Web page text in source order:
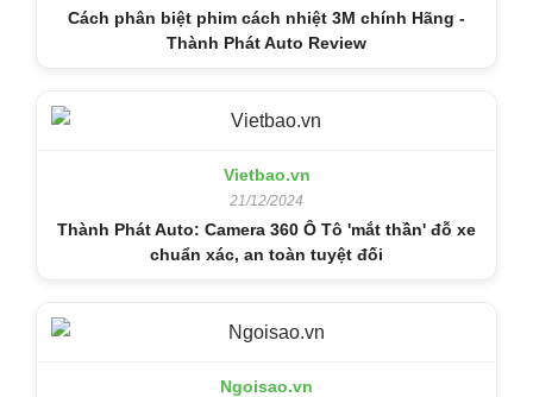
Cách phân biệt phim cách nhiệt 3M chính Hãng -
Thành Phát Auto Review
Vietbao.vn
21/12/2024
Thành Phát Auto: Camera 360 Ô Tô 'mắt thần' đỗ xe
chuẩn xác, an toàn tuyệt đối
Ngoisao.vn